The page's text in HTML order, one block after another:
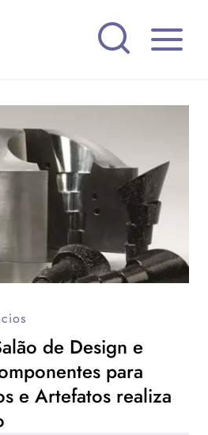
de Design e
para
e Artefatos realiza